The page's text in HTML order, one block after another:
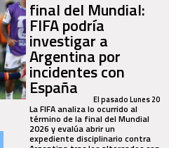
final del Mundial:
FIFA podría
investigar a
Argentina por
incidentes con
España El pasado Lunes 20
La FIFA analiza lo ocurrido al
término de la final del Mundial
2026 y evalúa abrir un
expediente disciplinario contra